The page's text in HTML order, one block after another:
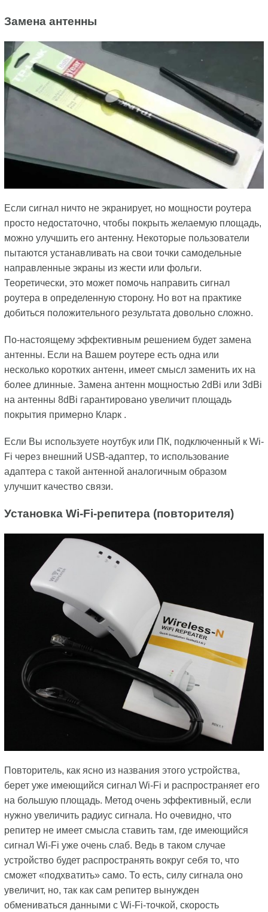
Замена антенны
Если сигнал ничто не экранирует, но мощности роутера
просто недостаточно, чтобы покрыть желаемую площадь,
можно улучшить его антенну. Некоторые пользователи
пытаются устанавливать на свои точки самодельные
направленные экраны из жести или фольги.
Теоретически, это может помочь направить сигнал
роутера в определенную сторону. Но вот на практике
добиться положительного результата довольно сложно.
По-настоящему эффективным решением будет замена
антенны. Если на Вашем роутере есть одна или
несколько коротких антенн, имеет смысл заменить их на
более длинные. Замена антенн мощностью 2dBi или 3dBi
на антенны 8dBi гарантировано увеличит площадь
покрытия примерно Кларк .
Если Вы используете ноутбук или ПК, подключенный к Wi-
Fi через внешний USB-адаптер, то использование
адаптера с такой антенной аналогичным образом
улучшит качество связи.
Установка Wi-Fi-репитера (повторителя)
Повторитель, как ясно из названия этого устройства,
берет уже имеющийся сигнал Wi-Fi и распространяет его
на большую площадь. Метод очень эффективный, если
нужно увеличить радиус сигнала. Но очевидно, что
репитер не имеет смысла ставить там, где имеющийся
сигнал Wi-Fi уже очень слаб. Ведь в таком случае
устройство будет распространять вокруг себя то, что
сможет «подхватить» само. То есть, силу сигнала оно
увеличит, но, так как сам репитер вынужден
обмениваться данными с Wi-Fi-точкой, скорость